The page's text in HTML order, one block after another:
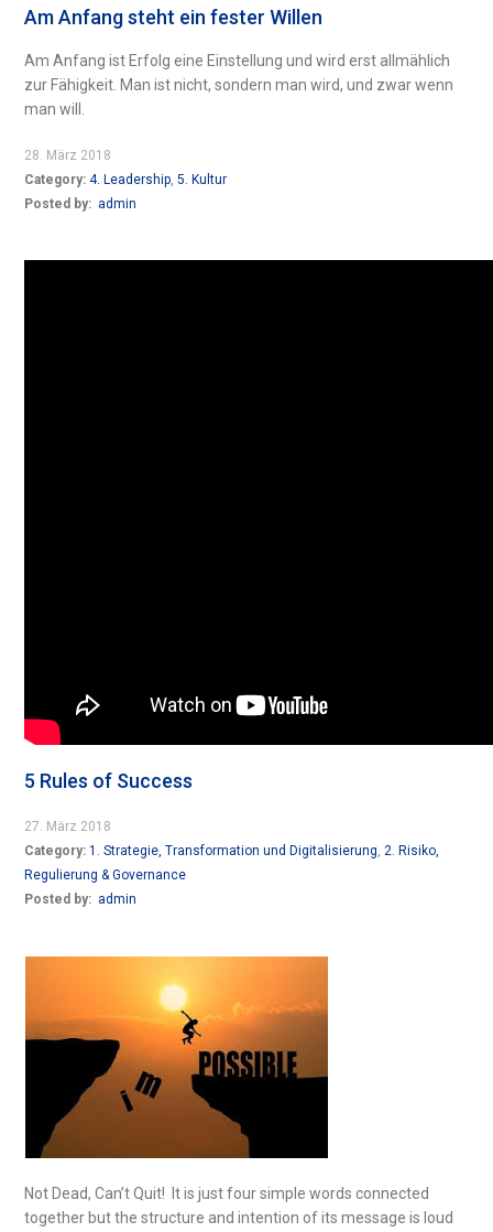
Am Anfang steht ein fester Willen
Am Anfang ist Erfolg eine Einstellung und wird erst allmählich
zur Fähigkeit. Man ist nicht, sondern man wird, und zwar wenn
man will.
28. März 2018
Category:4. Leadership,5. Kultur
Posted by: admin
5 Rules of Success
27. März 2018
Category:1. Strategie, Transformation und Digitalisierung,2. Risiko,
Regulierung & Governance
Posted by: admin
Not Dead, Can’t Quit! It is just four simple words connected
together but the structure and intention of its message is loud